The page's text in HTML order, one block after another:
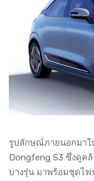
รูปลักษณ์ภายนอกมาใ
Dongfeng S3 ซึ่งดูค
บางรุ่น มาพร้อมชุดไ